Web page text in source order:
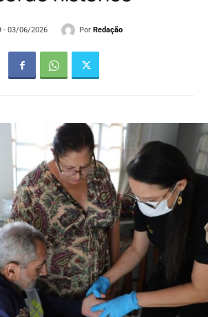
- 03/06/2026 Por Redação